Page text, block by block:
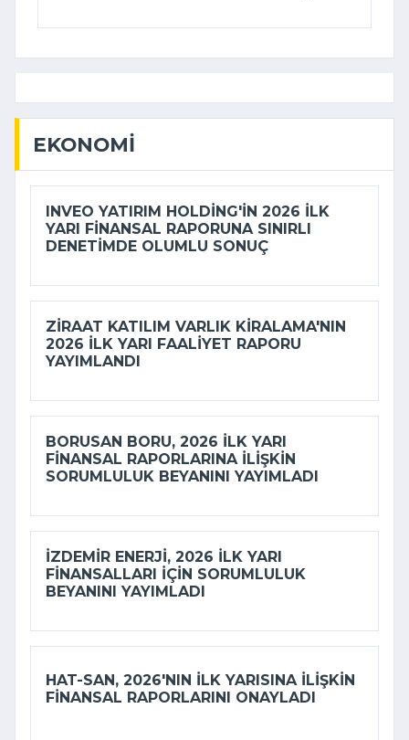
EKONOMI
INVEO YATIRIM HOLDING'IN 2026 ILK
YARI FINANSAL RAPORUNA SINIRLI
DENETIMDE OLUMLU SONUÇ
ZIRAAT KATILIM VARLIK KIRALAMA'NIN
2026 ILK YARI FAALIYET RAPORU
YAYIMLANDI
BORUSAN BORU, 2026 ILK YARI
FINANSAL RAPORLARINA ILIŞKIN
SORUMLULUK BEYANINI YAYIMLADI
İZDEMİR ENERJI, 2026 ILK YARI
FINANSALLARI IÇIN SORUMLULUK
BEYANINI YAYIMLADI
HAT-SAN, 2026'NIN ILK YARISINA ILIŞKIN
FINANSAL RAPORLARINI ONAYLADI